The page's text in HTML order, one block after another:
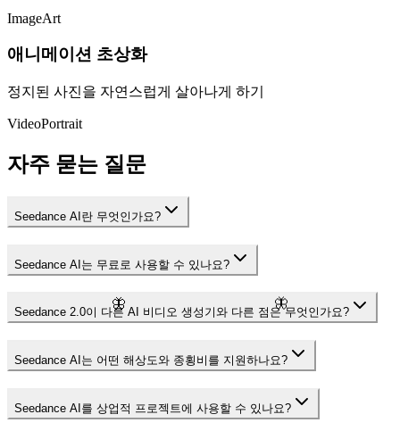
🦋 🦋
ImageArt
애니메이션 초상화
정지된 사진을 자연스럽게 살아나게 하기
VideoPortrait
자주 묻는 질문
Seedance AI란 무엇인가요?
Seedance AI는 무료로 사용할 수 있나요?
Seedance 2.0이 다른 AI 비디오 생성기와 다른 점은 무엇인가요?
Seedance AI는 어떤 해상도와 종횡비를 지원하나요?
Seedance AI를 상업적 프로젝트에 사용할 수 있나요?